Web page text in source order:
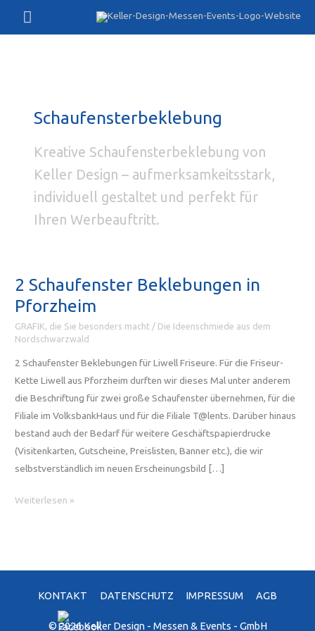
Hauptmenü
Schaufensterbeklebung
Kreative Schaufensterbeklebung von
Keller Design – aufmerksamkeitsstark,
individuell gestaltet und perfekt für
Ihren Werbeauftritt.
2 Schaufenster Beklebungen in
Pforzheim
GRAFIK, die Sie besonders macht / Die Ideenschmiede aus dem
Nordschwarzwald
2 Schaufenster Beklebungen für Liwell Friseure. Für die Friseur-
Kette Liwell aus Pforzheim durften wir dieses Mal unter anderem
die Beschriftung für zwei große Schaufenster übernehmen, für die
Filiale im VolksbankHaus und für die Filiale T@lents. Darüber hinaus
bestand auch der Bedarf für weitere Geschäftspapierdrucke
(Visitenkarten, Gutscheine, Preislisten, Banner etc.), die wir
selbstverständlich im neuen Erscheinungsbild […]
2
Pforzheim
Weiterlesen »
KONTAKT DATENSCHUTZ IMPRESSUM AGB
© 2026 Keller Design - Messen & Events - GmbH